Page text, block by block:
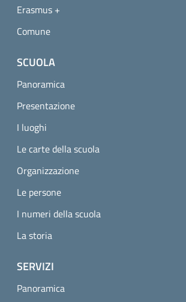
Erasmus +
Comune
SCUOLA
Panoramica
Presentazione
I luoghi
Le carte della scuola
Organizzazione
Le persone
I numeri della scuola
La storia
SERVIZI
Panoramica